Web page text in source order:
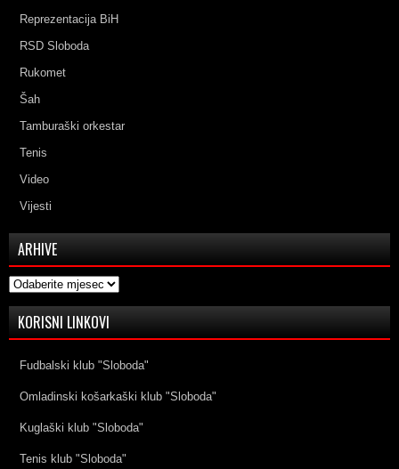
Reprezentacija BiH
RSD Sloboda
Rukomet
Šah
Tamburaški orkestar
Tenis
Video
Vijesti
ARHIVE
Arhive
KORISNI LINKOVI
Fudbalski klub "Sloboda"
Omladinski košarkaški klub "Sloboda"
Kuglaški klub "Sloboda"
Tenis klub "Sloboda"